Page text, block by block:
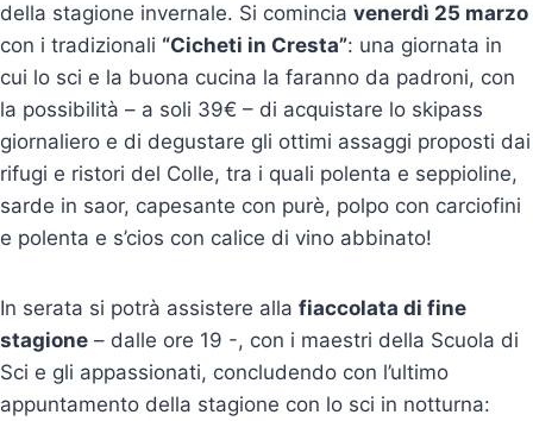
della stagione invernale. Si comincia venerdì 25 marzo
con i tradizionali “Cicheti in Cresta”: una giornata in
cui lo sci e la buona cucina la faranno da padroni, con
la possibilità – a soli 39€ – di acquistare lo skipass
giornaliero e di degustare gli ottimi assaggi proposti dai
rifugi e ristori del Colle, tra i quali polenta e seppioline,
sarde in saor, capesante con purè, polpo con carciofini
e polenta e s’cios con calice di vino abbinato!
In serata si potrà assistere alla fiaccolata di fine
stagione – dalle ore 19 -, con i maestri della Scuola di
Sci e gli appassionati, concludendo con l’ultimo
appuntamento della stagione con lo sci in notturna: